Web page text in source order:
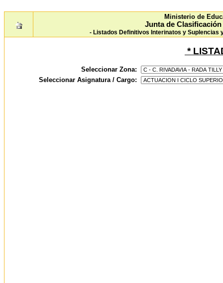
Ministerio de
Junta de
- Listados Definitivos Interinatos y Suplencias
*
Seleccionar Zona:
Seleccionar Asignatura / Cargo: